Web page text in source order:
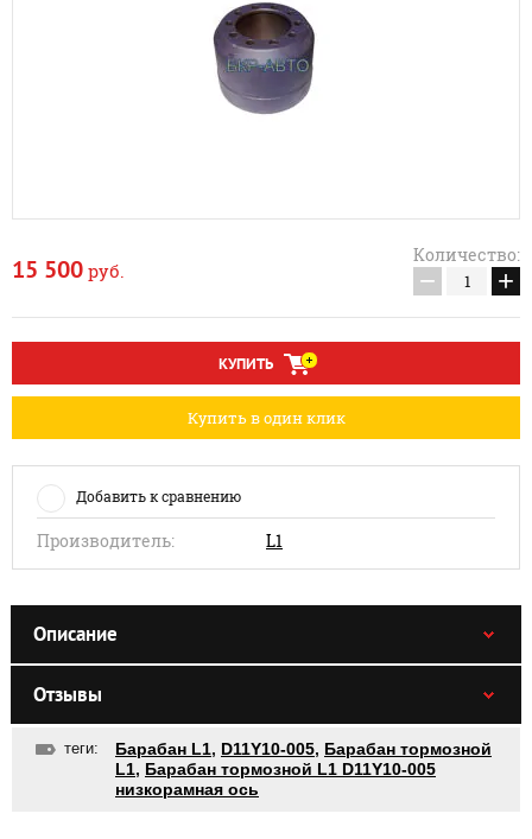
15 500 руб.
Количество:
− +
КУПИТЬ
Купить в один клик
Добавить к сравнению
Производитель: L1
Описание
Отзывы
теги: Барабан L1, D11Y10-005, Барабан тормозной
L1, Барабан тормозной L1 D11Y10-005
низкорамная ось